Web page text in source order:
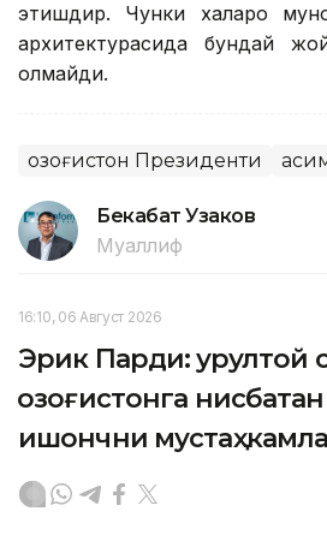
этишдир. Чунки халқаро
архитектурасида бундай
қолмайди.
Қозоғистон Президенти
Бекабат Узаков
Муаллиф
16:10, 06 Август 2026
Эрик Парди: Қурултой
Қозоғистонга
ишончни